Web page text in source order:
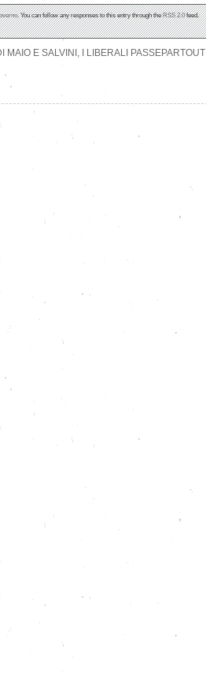
. You can follow any responses to this entry through theRSS 2.0feed.
MAIO E SALVINI, I LIBERALI PASSEPARTOUT